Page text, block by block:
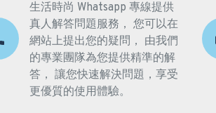
生活時尚 Whatsapp 專線提供
真人解答問題服務， 您可以在
網站上提出您的疑問， 由我們
的專業團隊為您提供精準的解
答， 讓您快速解決問題，享受
更優質的使用體驗。